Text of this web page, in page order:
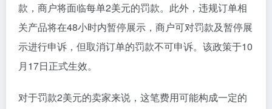
款，商户将面临每单2美元的罚款。此外，违规订单相
关产品将在48小时内暂停展示，商户可对罚款及暂停展
示进行申诉，但取消订单的罚款不可申诉。该政策于10
月17日正式生效。
对于罚款2美元的卖家来说，这笔费用可能构成一定的